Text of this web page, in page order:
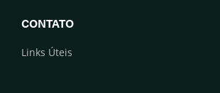
CONTATO
Links Úteis